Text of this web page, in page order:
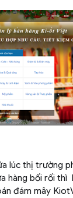
lúc thị trường
hàng bối rối thì
đám mây